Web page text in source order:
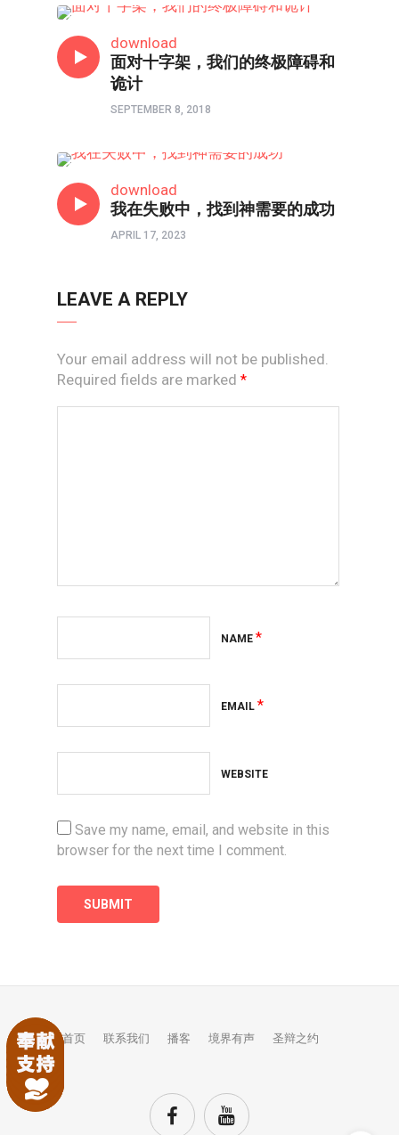
download
面对十字架，我们的终极障碍和
诡计
SEPTEMBER 8, 2018
download
我在失败中，找到神需要的成功
APRIL 17, 2023
LEAVE A REPLY
Your email address will not be published.
Required fields are marked *
NAME *
EMAIL *
WEBSITE
Save my name, email, and website in this
browser for the next time I comment.
首页 联系我们 播客 境界有声 圣辩之约